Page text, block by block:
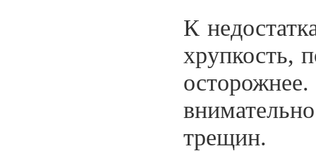
К
хрупкость,
осторожнее.
трещин.